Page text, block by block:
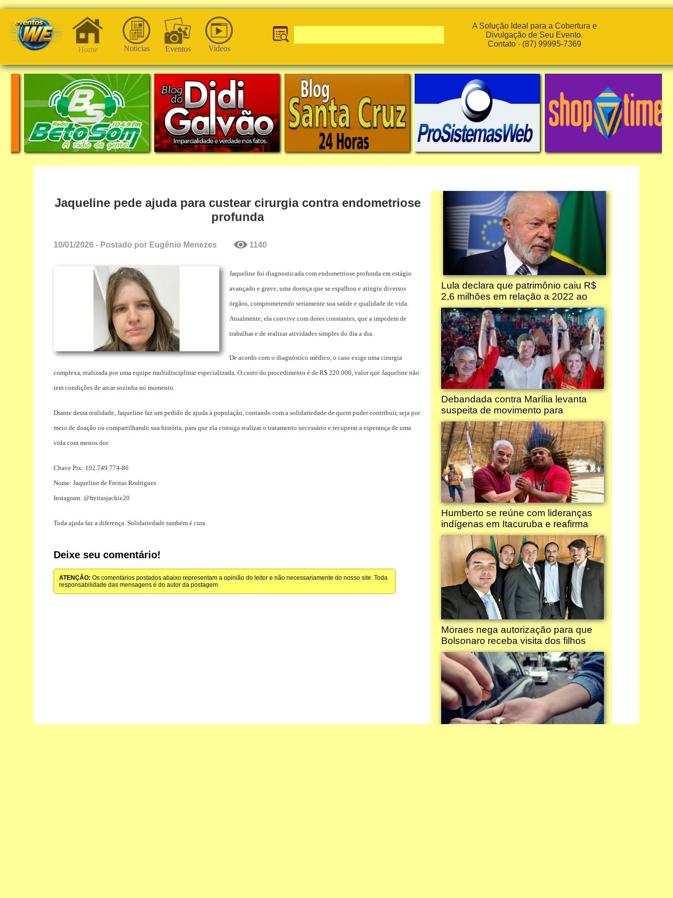
Home Noticias Eventos Videos
A Solução Ideal para a Cobertura e
Divulgação de Seu Evento.
Contato - (87) 99995-7369
Jaqueline pede ajuda para custear cirurgia contra endometriose
profunda
10/01/2026 - Postado por Eugênio Menezes 1140
Jaqueline foi diagnosticada com endometriose profunda em estágio
avançado e grave, uma doença que se espalhou e atingiu diversos
órgãos, comprometendo seriamente sua saúde e qualidade de vida.
Atualmente, ela convive com dores constantes, que a impedem de
trabalhar e de realizar atividades simples do dia a dia.
De acordo com o diagnóstico médico, o caso exige uma cirurgia
complexa, realizada por uma equipe multidisciplinar especializada. O custo do procedimento é de R$ 220.000, valor que Jaqueline não
tem condições de arcar sozinha no momento.
Diante dessa realidade, Jaqueline faz um pedido de ajuda à população, contando com a solidariedade de quem puder contribuir, seja por
meio de doação ou compartilhando sua história, para que ela consiga realizar o tratamento necessário e recuperar a esperança de uma
vida com menos dor.
Chave Pix: 102.749.774-86
Nome: Jaqueline de Freitas Rodrigues
Instagram: @freitasjackie20
Toda ajuda faz a diferença. Solidariedade também é cura.
Deixe seu comentário!
ATENÇÃO: Os comentários postados abaixo representam a opinião do leitor e não necessariamente do nosso site. Toda
responsabilidade das mensagens é do autor da postagem.